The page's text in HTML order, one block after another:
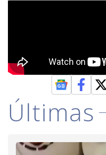
Últimas